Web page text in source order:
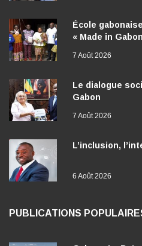
École
« Made in
7 Août 2026
Le dialogue
Gabon
7 Août 2026
L’inclusion,
6 Août 2026
PUBLICATIONS